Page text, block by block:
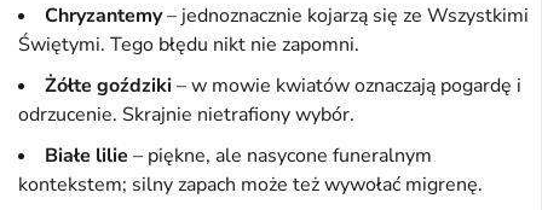
Chryzantemy– jednoznacznie kojarzą się ze Wszystkimi
Świętymi. Tego błędu nikt nie zapomni.
Żółte goździki– w mowie kwiatów oznaczają pogardę i
odrzucenie. Skrajnie nietrafiony wybór.
Białe lilie – piękne, ale nasycone funeralnym
kontekstem; silny zapach może też wywołać migrenę.